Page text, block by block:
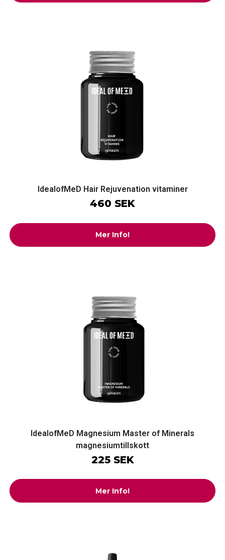
IdealofMeD Hair Rejuvenation vitaminer
460 SEK
Mer Info!
IdealofMeD Magnesium Master of Minerals
magnesiumtillskott
225 SEK
Mer Info!